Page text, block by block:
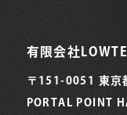
有限会社
〒151-0051 東京
PORTAL POINT